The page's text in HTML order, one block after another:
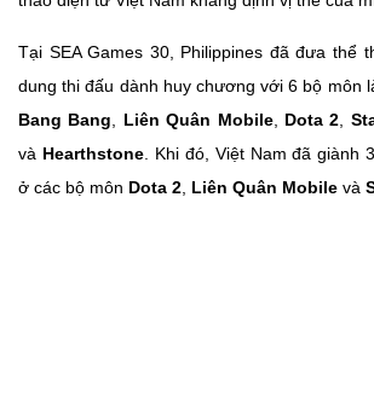
Tại SEA Games 30, Philippines đã đưa thể
dung thi đấu dành huy chương với 6 bộ môn
Bang Bang
Liên Quân Mobile, Dota 2
và Hearthstone. Khi đó, Việt Nam đã giành
ở các bộ môn Dota 2 Liên Quân Mobile và